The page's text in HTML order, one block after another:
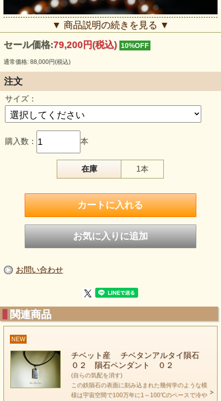
宇宙から地球へ
サハラ砂漠で発見された、神秘のコンドライト隕石を使用し
たブレスレットです。
高周波数により上がりすぎたエネルギーを地球へ流し、
▼ 商品説明の続きを見る ▼
セール価格:79,200円(税込) 10%OFF
通常価格: 88,000円(税込)
注文
サイズ：
購入数： 本
在庫 1本
お問い合わせ
関連商品
NEW
チベット産 チベタンアルタイ隕石
０２ 隕石ペンダント ０２
(自らの気配を消す)
この鉄隕石の表面に刻み込まれた幾何学のような模
様は宇宙空間で100万年に1～100℃のペースで冷や